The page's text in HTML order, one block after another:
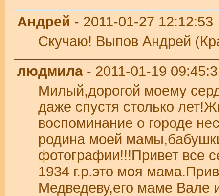
Андрей - 2011-01-27 12:12:53
Скучаю! Выпов Андрей
людмила- 2011-01-19
Милый,дорогой моему
даже спустя столько
воспоминание о городе
родина моей
фотографии!!!Привет все
1934 г.р.это моя
Медведеву,его маме Вале